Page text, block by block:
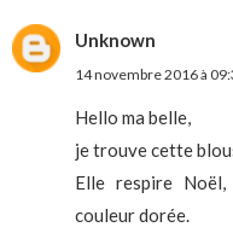
Unknown
14 novembre 2016 à
Hello ma belle,
je trouve cette
Elle respire
couleur dorée.